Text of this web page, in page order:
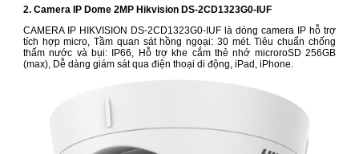
2. Camera IP Dome 2MP Hikvision DS-2CD1323G0-IUF
CAMERA IP HIKVISION DS-2CD1323G0-IUF là dòng camera IP hỗ trợ
tích hợp micro, Tầm quan sát hồng ngoại: 30 mét. Tiêu chuẩn chống
thấm nước và bụi: IP66, Hỗ trợ khe cắm thẻ nhớ microroSD 256GB
(max), Dễ dàng giám sát qua điện thoại di động, iPad, iPhone.